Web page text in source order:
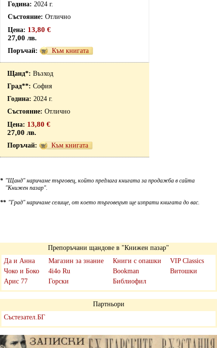
2024 г.
Отлично
13,80 €
27,00 лв.
Към книгата
Възход
София
2024 г.
Отлично
13,80 €
27,00 лв.
Към книгата
* "Щанд" наричаме търговец, който предлага книгата за продажба в сайта
"Книжен пазар".
** "Град" наричаме селище, от което търговецът ще изпрати книгата до вас.
Препоръчани щандове в "Книжен пазар"
Да и Анна
Чоко и Боко
Арис 77
Магазин за знание
4i4o Ru
Горски
Книги с опашки
Bookman
Библиофил
VIP Classics
Витошки
Партньори
Състезател.БГ